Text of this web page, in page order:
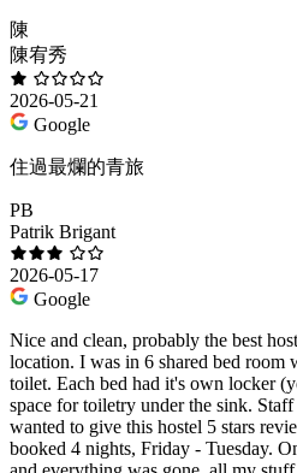
陳
陳宥秀
2026-05-21
Google
住過最爛的青旅
PB
Patrik Brigant
2026-05-17
Google
Nice and clean, probably the best
location. I was in 6 shared bed room
toilet. Each bed had it's own locker
space for toiletry under the sink.
wanted to give this hostel 5 stars
booked 4 nights, Friday - Tuesday.